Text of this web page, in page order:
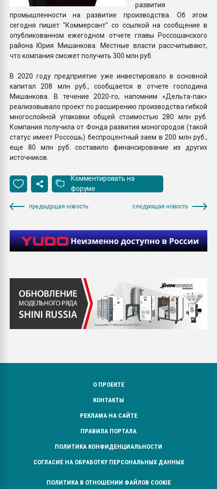
развития
промышленности на развитие производства. Об этом
сегодня пишет "Коммерсант" со ссылкой на сообщение в
опубликованном ежегодном отчете главы Россошанского
района Юрия Мишанкова. Местные власти рассчитывают,
что компания сможет получить 300 млн руб.
В 2020 году предприятие уже инвестировало в основной
капитал 208 млн руб., сообщается в отчете господина
Мишанкова. В течение 2020-го, напомним «Дельта-пак»
реализовывало проект по расширению производства гибкой
многослойной упаковки общей стоимостью 280 млн руб.
Компания получила от Фонда развития моногородов (такой
статус имеет Россошь) беспроцентный заем в 200 млн руб.,
еще 80 млн руб. составило финансирование из других
источников.
Комментировать на
форуме
предыдущая новость следующая новость
О ПРОЕКТЕ
КОНТАКТЫ
РЕКЛАМА НА САЙТЕ
ПРАВИЛА ПОРТАЛА
ПОЛИТИКА КОНФИДЕНЦИАЛЬНОСТИ
СОГЛАСИЕ НА ОБРАБОТКУ ПЕРСОНАЛЬНЫХ ДАННЫХ
ПОЛИТИКА В ОТНОШЕНИИ ФАЙЛОВ COOKIE